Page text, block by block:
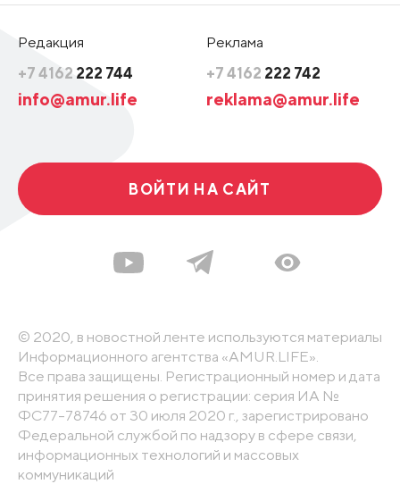
Редакция
+7 4162 222 744
info@amur.life
Реклама
+7 4162 222 742
reklama@amur.life
ВОЙТИ НА САЙТ
© 2020, в новостной ленте используются материалы
Информационного агентства «AMUR.LIFE».
Все права защищены. Регистрационный номер и дата
принятия решения о регистрации: серия ИА №
ФС77-78746 от 30 июля 2020 г., зарегистрировано
Федеральной службой по надзору в сфере связи,
информационных технологий и массовых
коммуникаций